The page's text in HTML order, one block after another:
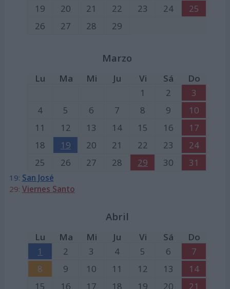
19
20 21 22 23 24
25
26
27 28 29
Marzo
Lu Ma Mi Ju Vi Sá
Do
1
2
3
4
5 6 7 8 9
10
11
12 13 14 15 16
17
18
19 20 21 22 23
24
25
26 27 28 29 30 31
19: San José
29: Viernes Santo
Abril
Lu Ma Mi Ju Vi Sá
Do
1
2 3 4 5 6
7
8
9 10 11 12 13
14
15
16 17 18 19 20 21